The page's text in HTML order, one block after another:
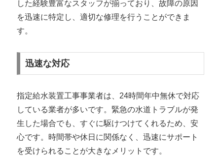
した経験豊富なスタッフが揃っており、故障の原因
を迅速に特定し、適切な修理を行うことができま
す。
迅速な対応
指定給水装置工事事業者は、24時間年中無休で対応
している業者が多いです。緊急の水道トラブルが発
生した場合でも、すぐに駆けつけてくれるため、安
心です。時間帯や休日に関係なく、迅速にサポート
を受けられることが大きなメリットです。